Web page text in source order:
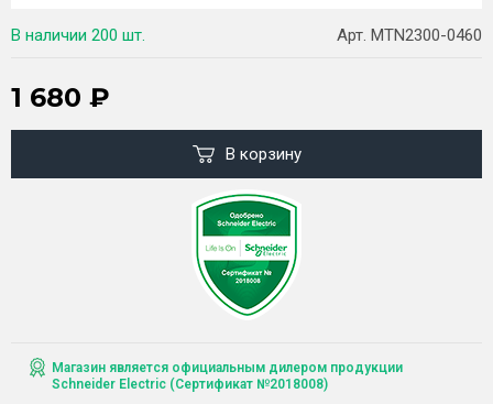
В наличии 200 шт. Арт. MTN2300-0460
1 680 ₽
В корзину
Магазин является официальным дилером продукции
Schneider Electric (Сертификат №2018008)